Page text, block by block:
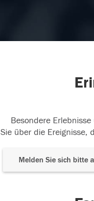
Besondere
über die Ereignisse,
Melden Sie sich bitte